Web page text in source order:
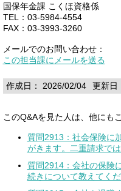
国保年金課 こくほ資格係
TEL：03-5984-4554
FAX：03-3993-3260
メールでのお問い合わせ：
この担当課にメールを送る
作成日： 2026/02/04 更新日
このQ&Aを見た人は、他にも
質問2913：社会保険に
がきます。二重請求で
質問2914：会社の保険
続きについて教えてくだ